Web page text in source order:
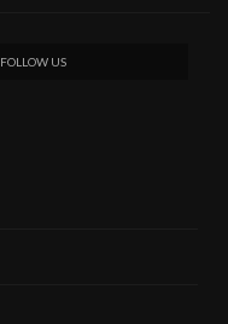
FOLLOW US